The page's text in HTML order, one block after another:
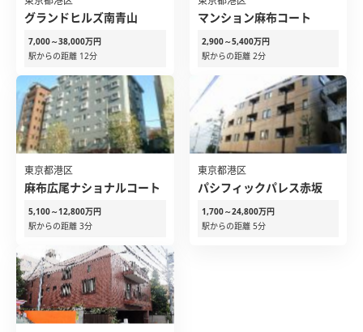
グランドヒルズ南青山
7,000～38,000万円
駅からの距離 12分
マンション麻布コート
2,900～5,400万円
駅からの距離 2分
東京都港区
麻布広尾ナショナルコート
5,100～12,800万円
駅からの距離 3分
東京都港区
パシフィックパレス赤坂
1,700～24,800万円
駅からの距離 5分